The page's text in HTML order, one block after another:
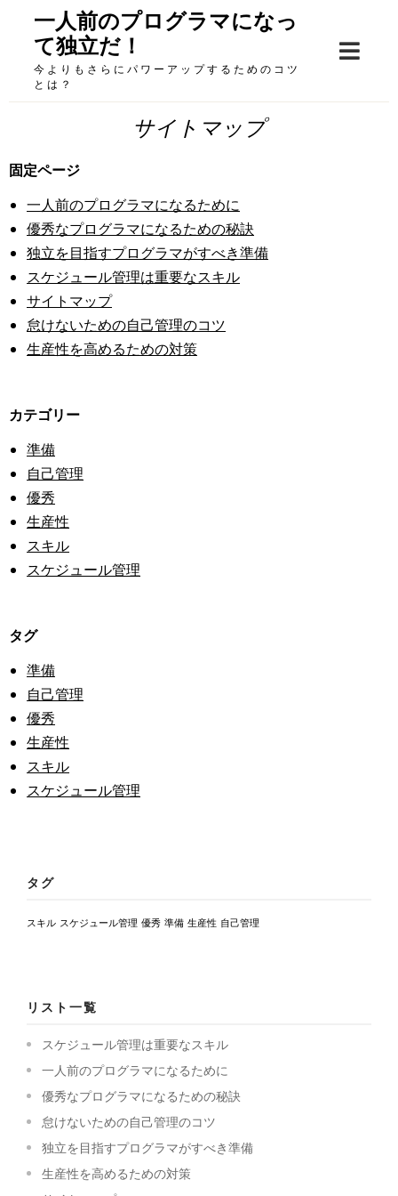
content
一人前のプログラマになっ
て独立だ！
今よりもさらにパワーアップするためのコツ
とは？
サイトマップ
固定ページ
一人前のプログラマになるために
優秀なプログラマになるための秘訣
独立を目指すプログラマがすべき準備
スケジュール管理は重要なスキル
サイトマップ
怠けないための自己管理のコツ
生産性を高めるための対策
カテゴリー
準備
自己管理
優秀
生産性
スキル
スケジュール管理
タグ
準備
自己管理
優秀
生産性
スキル
スケジュール管理
タグ
スキル スケジュール管理 優秀 準備 生産性 自己管理
リスト一覧
スケジュール管理は重要なスキル
一人前のプログラマになるために
優秀なプログラマになるための秘訣
怠けないための自己管理のコツ
独立を目指すプログラマがすべき準備
生産性を高めるための対策